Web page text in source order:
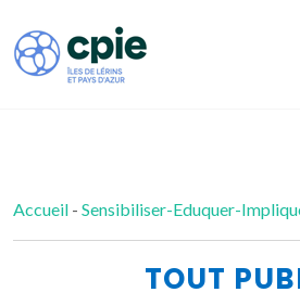
Accueil - Sensibiliser-Eduquer-
TOUT